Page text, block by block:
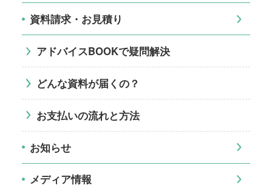
資料請求・お見積り
アドバイスBOOKで疑問解決
どんな資料が届くの？
お支払いの流れと方法
お知らせ
メディア情報